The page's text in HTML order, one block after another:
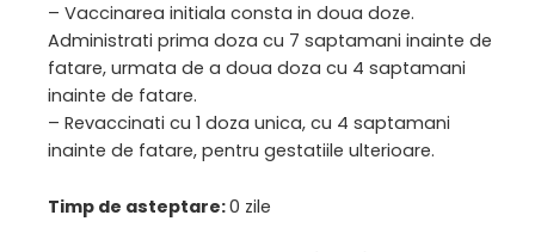
– Vaccinarea initiala consta in doua doze.
Administrati prima doza cu 7 saptamani inainte de
fatare, urmata de a doua doza cu 4 saptamani
inainte de fatare.
– Revaccinati cu 1 doza unica, cu 4 saptamani
inainte de fatare, pentru gestatiile ulterioare.
Timp de asteptare:0 zile